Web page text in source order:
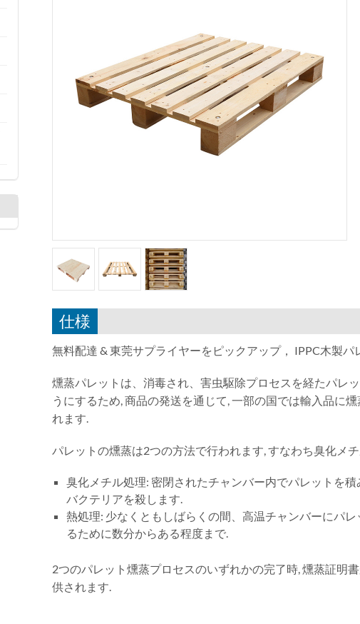
仕様
無料配達 & 東莞サプライヤーをピックアップ， IPPC木製パ
燻蒸パレットは、消毒され、害虫駆除プロセスを経たパレ
うにするため, 商品の発送を通じて, 一部の国では輸入品に
れます.
パレットの燻蒸は2つの方法で行われます, すなわち臭化メ
臭化メチル処理: 密閉されたチャンバー内でパレットを
バクテリアを殺します.
熱処理: 少なくともしばらくの間、高温チャンバーにパ
るために数分からある程度まで.
2つのパレット燻蒸プロセスのいずれかの完了時, 燻蒸証明
供されます.